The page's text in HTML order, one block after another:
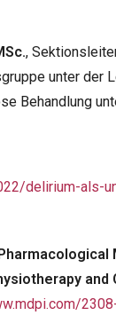
,
unter der
Behandlung
delirium-als-
and